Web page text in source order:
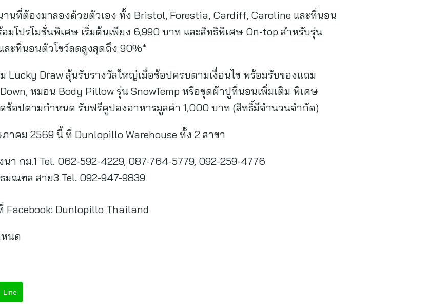
ที่ต้องมาลองด้วยตัวเอง ทั้ง Bristol, Forestia, Cardiff, Caroline และที่นอน
มโปรโมชั่นพิเศษ เริ่มต้นเพียง 6,990 บาท และสิทธิพิเศษ On-top สำหรับรุ่น
ะที่นอนตัวโชว์ลดสูงสุดถึง 90%*
Draw ลุ้นรับรางวัลใหญ่เมื่อช้อปครบตามเงื่อนไข พร้อมรับของแถม
หมอน Body Pillow รุ่น SnowTemp หรือชุดผ้าปูที่นอนเพิ่มเติม พิเศษ
อปตามกำหนด รับฟรีคูปองอาหารมูลค่า 1,000 บาท (สิทธิ์มีจำนวนจำกัด)
าคม 2569 นี้ ที่ Dunlopillo Warehouse ทั้ง 2 สาขา
า กม.1 Tel. 062-592-4229, 087-764-5779, 092-259-4776
มณฑล สาย3 Tel. 092-947-9839
Facebook: Dunlopillo Thailand
หนด
Line